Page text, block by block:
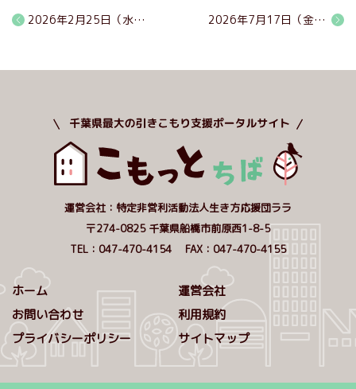
2026年2月25日（水）ひきこもりと聞いてピンと来た方対象Web交流会！【こもピン会Vol,05】 2026年7月17日（金）ひきこもりと聞いてピンと来た方対象Web交流会！【こもピン会Vol,07】
運営会社：特定非営利活動法人生き方応援団ララ
〒274-0825 千葉県船橋市前原西1-8-5
TEL：047-470-4154 FAX：047-470-4155
ホーム
運営会社
お問い合わせ
利用規約
プライバシーポリシー
サイトマップ